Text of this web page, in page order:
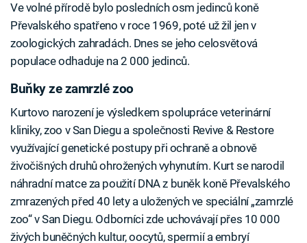
Ve volné přírodě bylo posledních osm jedinců koně
Převalského spatřeno v roce 1969, poté už žil jen v
zoologických zahradách. Dnes se jeho celosvětová
populace odhaduje na 2 000 jedinců.
Buňky ze zamrzlé zoo
Kurtovo narození je výsledkem spolupráce veterinární
kliniky, zoo v San Diegu a společnosti Revive & Restore
využívající genetické postupy při ochraně a obnově
živočišných druhů ohrožených vyhynutím. Kurt se narodil
náhradní matce za použití DNA z buněk koně Převalského
zmrazených před 40 lety a uložených ve speciální „zamrzlé
zoo“ v San Diegu. Odborníci zde uchovávají přes 10 000
živých buněčných kultur, oocytů, spermií a embryí